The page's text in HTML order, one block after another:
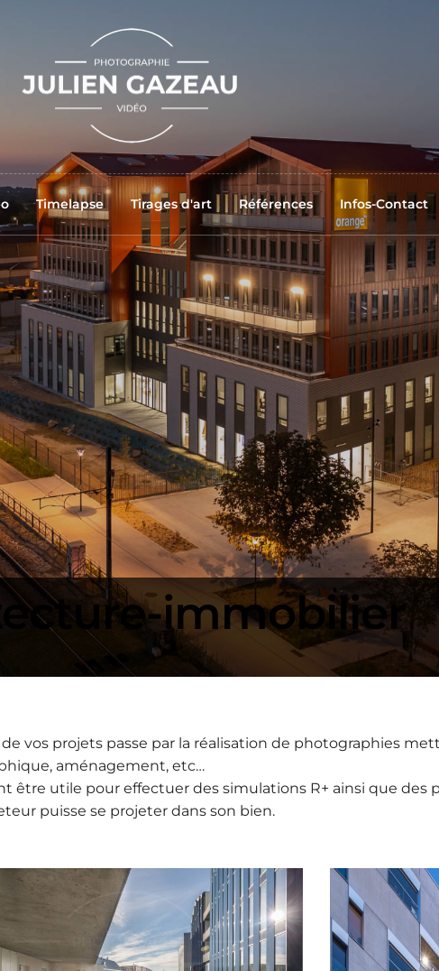
Timelapse Tirages d'art Références Infos-Contact
immobilier
vos projets passe par la réalisation de photographies
aménagement, etc…
être utile pour effectuer des simulations R+ ainsi que des
puisse se projeter dans son bien.